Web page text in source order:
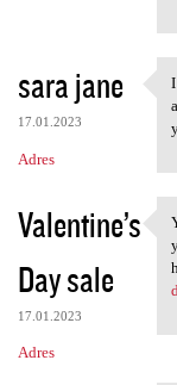
sara jane
17.01.2023
Adres
I
Valentine’s
Day sale
17.01.2023
Adres